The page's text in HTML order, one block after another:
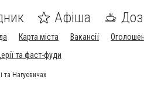
Афіша
Карта міста Вакансії
та фаст-фуди
та Нагуєвичах